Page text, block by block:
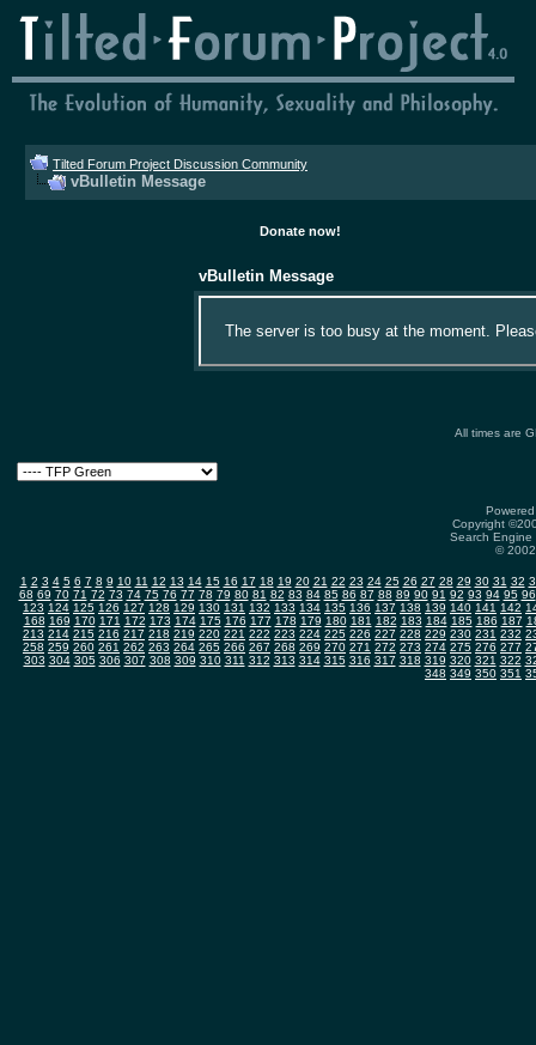
Tilted Forum Project Discussion Community
vBulletin Message
Donate now!
vBulletin Message
The server is too busy at the moment.
All times are
Copyright
Search
©
1 2 3 4 5 6 7 8 9 10 11 12 13 14 15 16 17 18 19 20 21 22 23 24 25 26 27 28 29 30 31 32
68 69 70 71 72 73 74 75 76 77 78 79 80 81 82 83 84 85 86 87 88 89 90 91 92 93 94 95 96
123 124 125 126 127 128 129 130 131 132 133 134 135 136 137 138 139 140 141 142
168 169 170 171 172 173 174 175 176 177 178 179 180 181 182 183 184 185 186 187
213 214 215 216 217 218 219 220 221 222 223 224 225 226 227 228 229 230 231 232
258 259 260 261 262 263 264 265 266 267 268 269 270 271 272 273 274 275 276 277
303 304 305 306 307 308 309 310 311 312 313 314 315 316 317 318 319 320 321 322
348 349 350 351